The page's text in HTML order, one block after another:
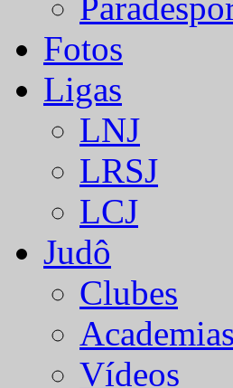
Fotos
Ligas
LNJ
LRSJ
LCJ
Judô
Clubes
Academias
Vídeos